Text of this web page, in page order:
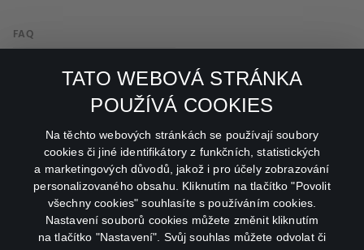
TATO WEBOVÁ STRÁNKA
POUŽÍVÁ COOKIES
Na těchto webových stránkách se používají soubory
cookies či jiné identifikátory z funkčních, statistických
a marketingových důvodů, jakož i pro účely zobrazování
personalizovaného obsahu. Kliknutím na tlačítko "Povolit
všechny cookies" souhlasíte s používáním cookies.
Nastavení souborů cookies můžete změnit kliknutím
na tlačítko "Nastavení". Svůj souhlas můžete odvolat či
FAQ
facebookinstagram
youtube